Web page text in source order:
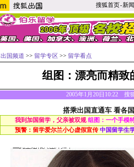
搜狐首页-新闻
出国频道 >> 留学专区 >> 留学看点
组图：漂亮而精
2005年1月20日10:22 搜
搭乘出国直通车 看各
我到加国留学，父亲被双规 组图：一个手模
预警：留学爱尔兰小心虚假宣传 中国留学生